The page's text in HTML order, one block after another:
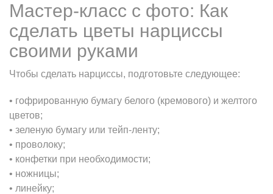
Мастер-класс с фото: Как
сделать цветы нарциссы
своими руками
Чтобы сделать нарциссы, подготовьте следующее:
• гофрированную бумагу белого (кремового) и желтого
цветов;
• зеленую бумагу или тейп-ленту;
• проволоку;
• конфетки при необходимости;
• ножницы;
• линейку;